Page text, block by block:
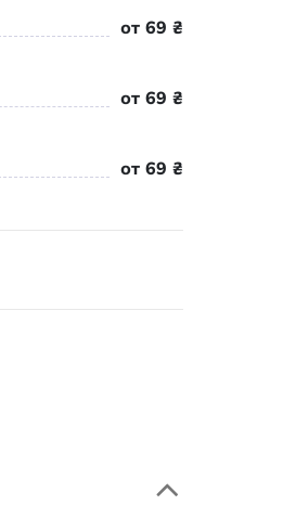
от 69 ₴
от 69 ₴
от 69 ₴